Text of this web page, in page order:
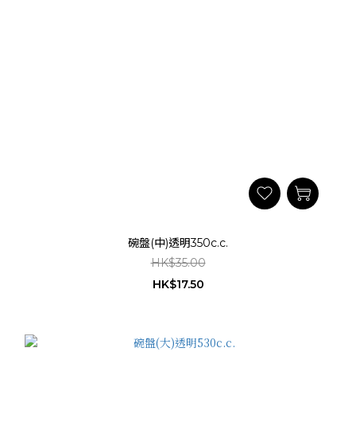
碗盤(中)透明350c.c.
HK$35.00
HK$17.50